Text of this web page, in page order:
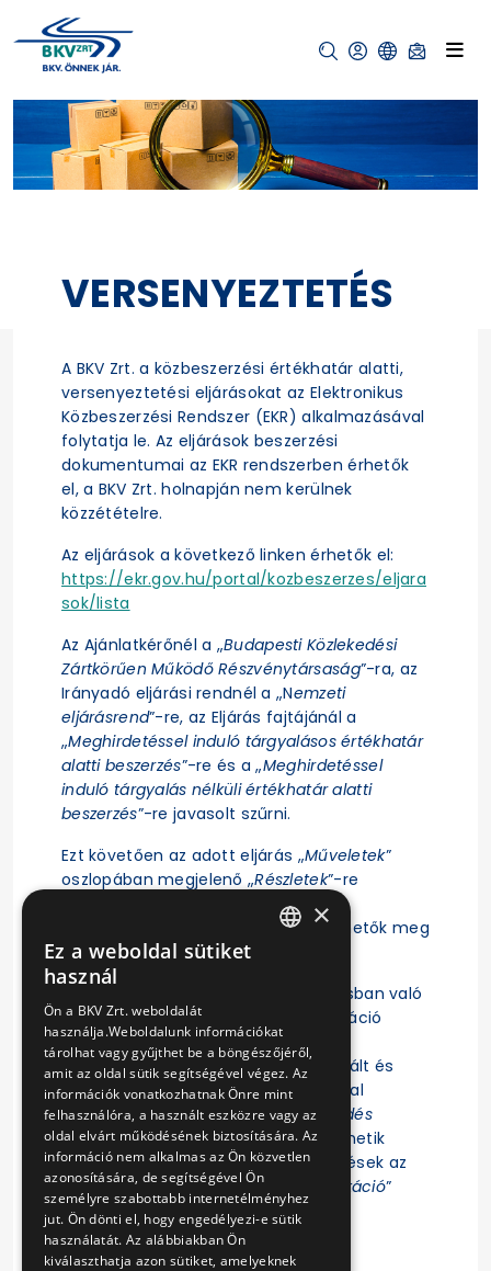
VERSENYEZTETÉS
A BKV Zrt. a közbeszerzési értékhatár alatti,
versenyeztetési eljárásokat az Elektronikus
Közbeszerzési Rendszer (EKR) alkalmazásával
folytatja le. Az eljárások beszerzési
dokumentumai az EKR rendszerben érhetők
el, a BKV Zrt. holnapján nem kerülnek
közzétételre.
Az eljárások a következő linken érhetők el:
https://ekr.gov.hu/portal/kozbeszerzes/eljara
sok/lista
Az Ajánlatkérőnél a „Budapesti Közlekedési
Zártkörűen Működő Részvénytársaság”-ra, az
Irányadó eljárási rendnél a „Nemzeti
eljárásrend”-re, az Eljárás fajtájánál a
„Meghirdetéssel induló tárgyalásos értékhatár
alatti beszerzés”-re és a „Meghirdetéssel
induló tárgyalás nélküli értékhatár alatti
beszerzés”-re javasolt szűrni.
Ezt követően az adott eljárás „Műveletek”
oszlopában megjelenő „Részletek”-re
kattintás után érhető el az eljárás
ajánlattételi felhívása, illetve tekinthetők meg
az eljárásra vonatkozó főbb adatok.
Felhívjuk a figyelmet, hogy az eljárásban való
részvételhez az EKR-be való regisztráció
szükséges! Az eljárás további
dokumentumait az EKR-ben regisztrált és
ajánlat összeállítására jogosultsággal
rendelkező Felhasználók az „Érdeklődés
jelzése” funkció indítása után tekinthetik
meg. Az eljárással kapcsolatos kérdések az
EKR-ben erre létrehozott „
Kommunikáció”
felületen tehetők fel.
×
Ez a weboldal sütiket
használ
Ön a BKV Zrt. weboldalát
használja.Weboldalunk információkat
tárolhat vagy gyűjthet be a böngészőjéről,
amit az oldal sütik segítségével végez. Az
információk vonatkozhatnak Önre mint
felhasználóra, a használt eszközre vagy az
oldal elvárt működésének biztosítására. Az
információ nem alkalmas az Ön közvetlen
azonosítására, de segítségével Ön
személyre szabottabb internetélményhez
jut. Ön dönti el, hogy engedélyezi-e sütik
használatát. Az alábbiakban Ön
kiválaszthatja azon sütiket, amelyeknek